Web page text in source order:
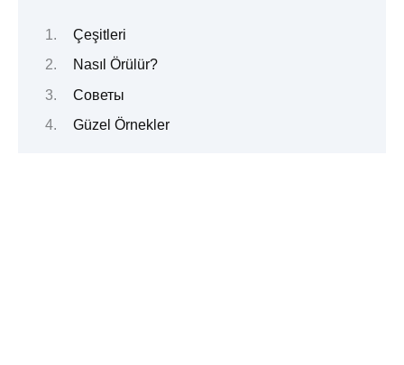
Çeşitleri
Nasıl Örülür?
Советы
Güzel Örnekler